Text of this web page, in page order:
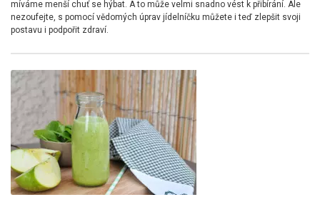
míváme menší chuť se hýbat. A to může velmi snadno vést k přibírání. Ale
nezoufejte, s pomocí vědomých úprav jídelníčku můžete i teď zlepšit svoji
postavu i podpořit zdraví.